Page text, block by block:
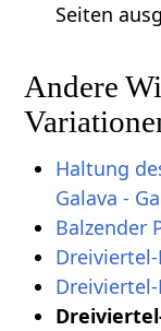
Seiten
Andere
Haltung
Galava -
Balzender
Dreiviertel-